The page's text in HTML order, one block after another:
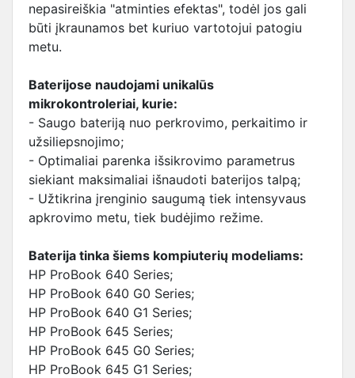
nepasireiškia "atminties efektas", todėl jos gali
būti įkraunamos bet kuriuo vartotojui patogiu
metu.
Baterijose naudojami unikalūs
mikrokontroleriai, kurie:
- Saugo bateriją nuo perkrovimo, perkaitimo ir
užsiliepsnojimo;
- Optimaliai parenka išsikrovimo parametrus
siekiant maksimaliai išnaudoti baterijos talpą;
- Užtikrina įrenginio saugumą tiek intensyvaus
apkrovimo metu, tiek budėjimo režime.
Baterija tinka šiems kompiuterių modeliams:
HP ProBook 640 Series;
HP ProBook 640 G0 Series;
HP ProBook 640 G1 Series;
HP ProBook 645 Series;
HP ProBook 645 G0 Series;
HP ProBook 645 G1 Series;